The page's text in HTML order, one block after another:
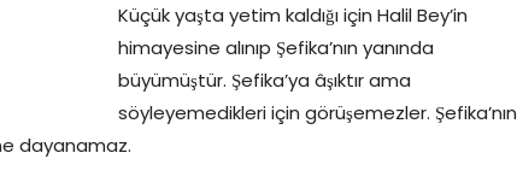
Küçük yaşta yetim kaldığı için Halil Bey’in
himayesine alınıp Şefika’nın yanında
büyümüştür. Şefika’ya âşıktır ama
söyleyemedikleri için görüşemezler. Şefika’nın
dayanamaz.